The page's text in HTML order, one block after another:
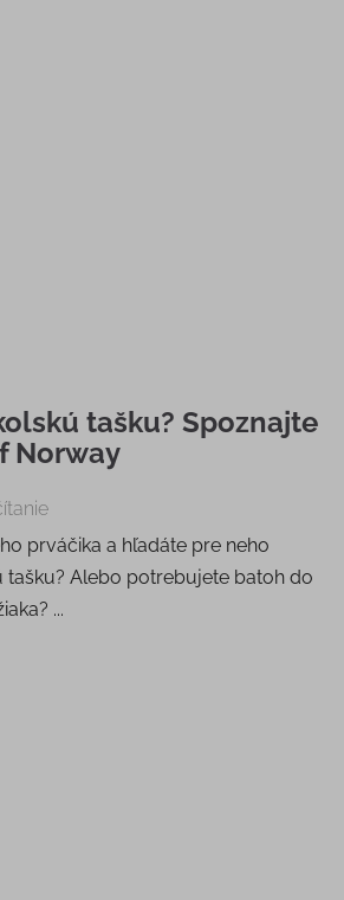
tašku? Spoznajte
Norway
prváčika a hľadáte pre neho
tašku? Alebo potrebujete batoh do
...